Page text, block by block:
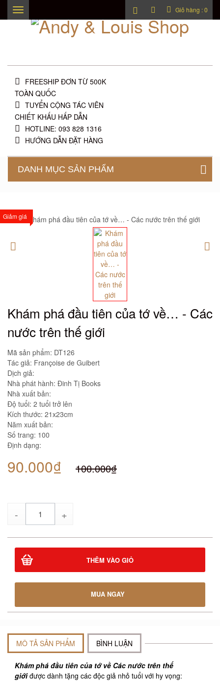
Toggle
navigation
Giỏ hàng :0
FREESHIP ĐƠN TỪ 500K
TOÀN QUỐC
TUYỂN CỘNG TÁC VIÊN
CHIẾT KHẤU HẤP DẪN
HOTLINE: 093 828 1316
HƯỚNG DẪN ĐẶT HÀNG
DANH MỤC SẢN PHẨM
Giảm giá
Khám phá đầu tiên của tớ về… - Các
nước trên thế giới
Mã sản phẩm: DT126
Tác giả: Françoise de Guibert
Dịch giả:
Nhà phát hành: Đinh Tị Books
Nhà xuất bản:
Độ tuổi: 2 tuổi trở lên
Kích thước: 21x23cm
Năm xuất bản:
Số trang: 100
Định dạng:
90.000₫ 100.000₫
lượng
THÊM VÀO GIỎ
MUA NGAY
MÔ TẢ SẢN PHẨM BÌNH LUẬN
Khám phá đầu tiên của tớ về Các nước trên thế
giớiđược dành tặng các độc giả nhỏ tuổi với hy vọng: